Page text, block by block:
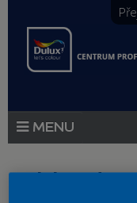
Jste zde